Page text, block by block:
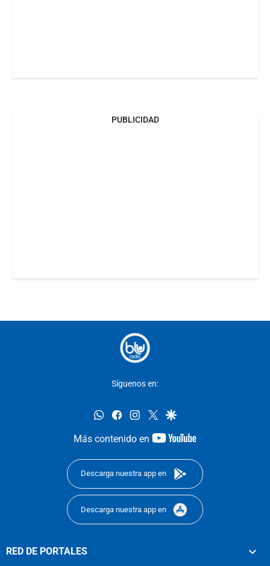
PUBLICIDAD
Síguenos en:
whatsappfacebookinstagram
twittergoogle
Más contenido en
youtube-
Descarga nuestra app en
Descarga nuestra app en
RED DE PORTALES